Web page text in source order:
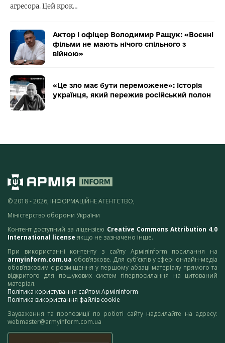
агресора. Цей крок…
Актор і офіцер Володимир Ращук: «Воєнні
фільми не мають нічого спільного з
війною»
«Це зло має бути переможене»: історія
українця, який пережив російський полон
© 2018 - 2026, ІНФОРМАЦІЙНЕ АГЕНТСТВО,
Міністерство оборони України
Контент доступний за ліцензією Creative Commons Attribution 4.0
International license якщо не зазначено інше.
При використанні контенту з сайту АрміяInform посилання на
armyinform.com.ua обов’язкове. Для суб’єктів у сфері онлайн-медіа
обов’язковим є розміщення у першому абзаці матеріалу прямого та
відкритого для пошукових систем гіперпосилання на цитований
матеріал.
Політика користування сайтом АрміяInform
Політика використання файлів cookie
Зауваження та пропозиції по роботі сайту надсилайте на адресу:
webmaster@armyinform.com.ua